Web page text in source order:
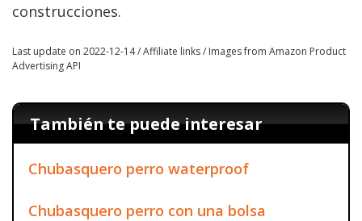
construcciones.
Last update on 2022-12-14 / Affiliate links / Images from Amazon Product
Advertising API
También te puede interesar
Chubasquero perro waterproof
Chubasquero perro con una bolsa